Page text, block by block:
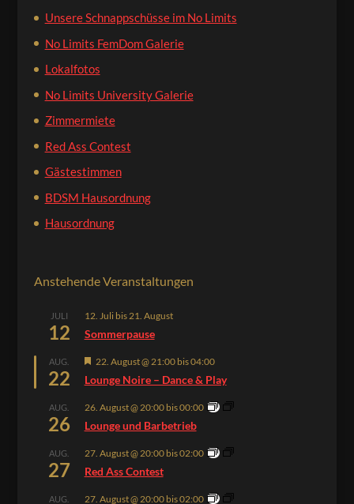
Unsere Schnappschüsse im No Limits
No Limits FemDom Galerie
Lokalfotos
No Limits University Galerie
Zimmermiete
Red Ass Contest
Gästestimmen
BDSM Hausordnung
Hausordnung
Anstehende Veranstaltungen
JULI
12
12. Julibis21. August
Sommerpause
AUG.
22
Hervorgehoben
22. August @ 21:00bis04:00
Lounge Noire – Dance & Play
AUG.
26
26. August @ 20:00bis00:00
Lounge und Barbetrieb
AUG.
27
27. August @ 20:00bis02:00
Red Ass Contest
AUG. 27. August @ 20:00bis02:00